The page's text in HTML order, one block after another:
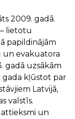
2009. gadā.
lietotu
papildinājām
un evakuatora
gadā uzsākām
kļūstot par
Latvijā,
valstīs.
un